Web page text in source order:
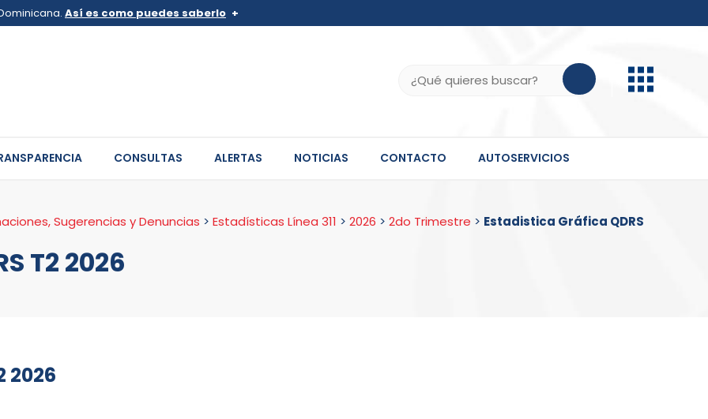
Así es como puedes saberlo
de .gob.do o .gov.do. Comparte información confidencial solo en este tipo de
CONSULTAS ALERTAS NOTICIAS CONTACTO AUTOSERVICIOS
Sugerencias y Denuncias > Estadísticas Línea 311 > 2026 > 2do Trimestre > Estadistica Gráfica QDRS
T2 2026
2026